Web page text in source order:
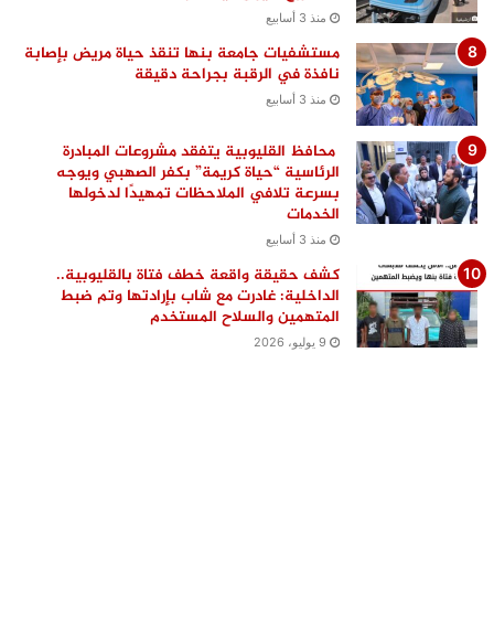
منذ 3 أسابيع
مستشفيات جامعة بنها تنقذ حياة مريض بإصابة
نافذة في الرقبة بجراحة دقيقة
منذ 3 أسابيع
محافظ القليوبية يتفقد مشروعات المبادرة
الرئاسية “حياة كريمة” بكفر الصهبي ويوجه
بسرعة تلافي الملاحظات تمهيدًا لدخولها
الخدمات
منذ 3 أسابيع
كشف حقيقة واقعة خطف فتاة بالقليوبية..
الداخلية: غادرت مع شاب بإرادتها وتم ضبط
المتهمين والسلاح المستخدم
9 يوليو، 2026